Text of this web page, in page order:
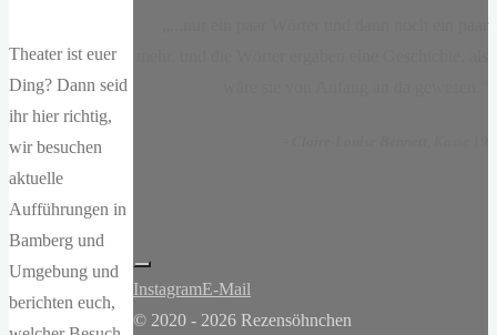
Theater ist euer
Ding? Dann seid
ihr hier richtig,
wir besuchen
aktuelle
Aufführungen in
Bamberg und
Umgebung und
berichten euch,
InstagramE-Mail
© 2020 - 2026 Rezensöhnchen